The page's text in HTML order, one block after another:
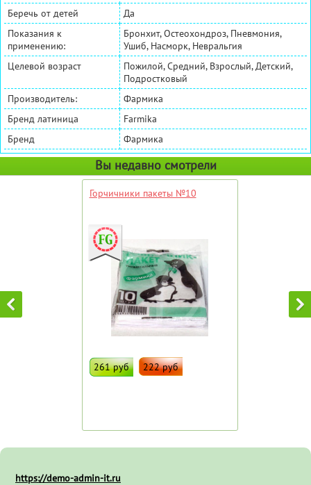
Беречь от детей
Да
Показания к
применению:
Бронхит, Остеохондроз, Пневмония,
Ушиб, Насморк, Невральгия
Целевой возраст
Пожилой, Средний, Взрослый, Детский,
Подростковый
Производитель:
Фармика
Бренд латиница
Farmika
Бренд
Фармика
Вы недавно смотрели
Горчичники пакеты №10
261 руб 222 руб
https://demo-admin-it.ru